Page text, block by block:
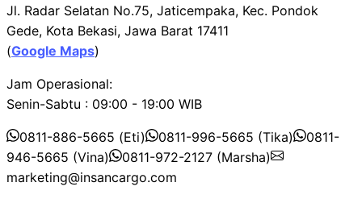
Jl. Radar Selatan No.75, Jaticempaka, Kec. Pondok
Gede, Kota Bekasi, Jawa Barat 17411
(Google Maps)
Jam Operasional:
Senin-Sabtu : 09:00 - 19:00 WIB
0811-886-5665 (Eti) 0811-996-5665 (Tika)
0811-
946-5665 (Vina)
0811-972-2127 (Marsha)
marketing@insancargo.com